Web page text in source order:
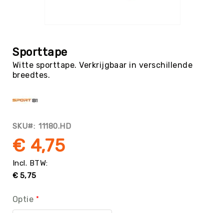
Basketbal
Beachvolleybal
Pool
Cornhole
Muziek
het
begin
van
de
Sporttape
Witte sporttape. Verkrijgbaar in verschillende
breedtes.
SKU 11180.HD
€ 5,75
€ 4,75
Optie